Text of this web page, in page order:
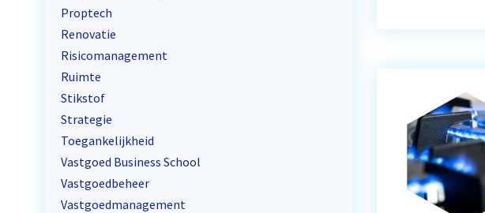
Proptech
Renovatie
Risicomanagement
Ruimte
Stikstof
Strategie
Toegankelijkheid
Vastgoed Business School
Vastgoedbeheer
Vastgoedmanagement